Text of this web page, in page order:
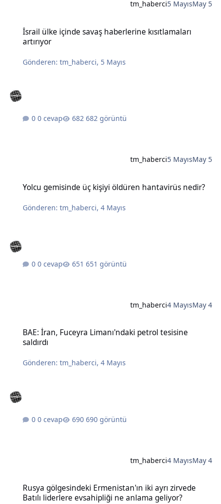
tm_haberci5 MayısMay 5
İsrail ülke içinde savaş haberlerine kısıtlamaları
artırıyor
Gönderen:tm_haberci, 5 Mayıs
0 cevap 682 görüntü
tm_haberci5 MayısMay 5
Yolcu gemisinde üç kişiyi öldüren hantavirüs nedir?
Gönderen:tm_haberci,4 Mayıs
0 cevap 651 görüntü
tm_haberci4 MayısMay 4
BAE: İran, Fuceyra Limanı'ndaki petrol tesisine
saldırdı
Gönderen:tm_haberci,4 Mayıs
0 cevap 690 görüntü
tm_haberci4 MayısMay 4
Rusya gölgesindeki Ermenistan'ın iki ayrı zirvede
Batılı liderlere evsahipliği ne anlama geliyor?